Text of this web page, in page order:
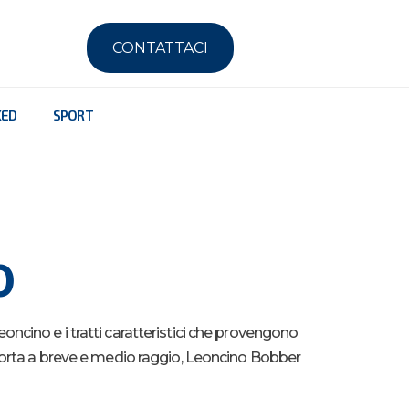
CONTATTACI
SPORT
e i tratti caratteristici che provengono
a breve e medio raggio, Leoncino Bobber